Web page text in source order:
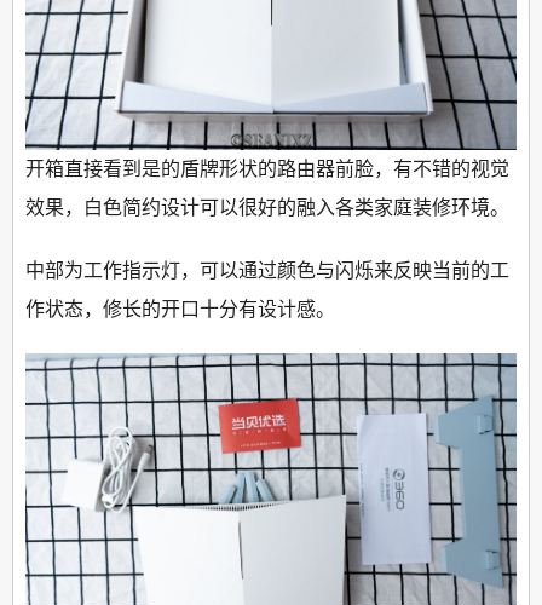
开箱直接看到是的盾牌形状的路由器前脸，有不错的视觉
效果，白色简约设计可以很好的融入各类家庭装修环境。
中部为工作指示灯，可以通过颜色与闪烁来反映当前的工
作状态，修长的开口十分有设计感。